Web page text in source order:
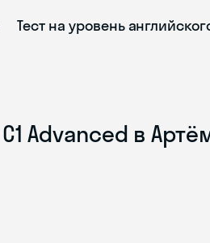
Тест на уровень
Advanced в